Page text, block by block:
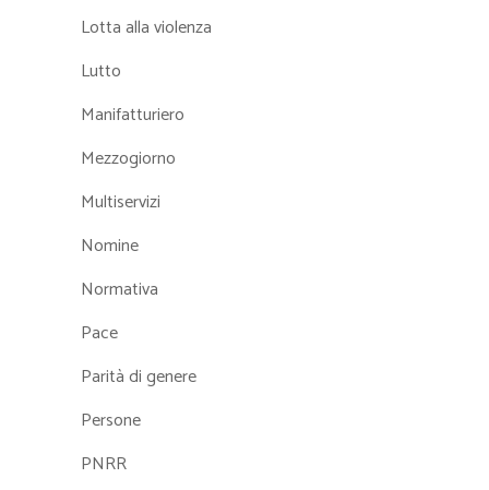
Lotta alla violenza
Lutto
Manifatturiero
Mezzogiorno
Multiservizi
Nomine
Normativa
Pace
Parità di genere
Persone
PNRR